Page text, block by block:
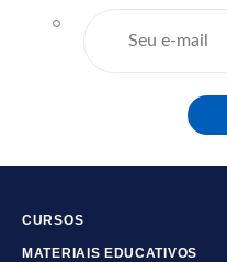
CURSOS
MATERIAIS EDUCATIVOS